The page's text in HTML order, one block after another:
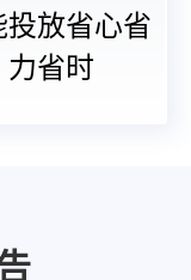
投放省心省
力省时